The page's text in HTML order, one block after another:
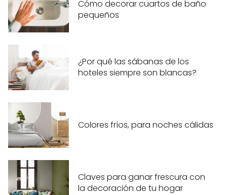
Cómo decorar cuartos de baño
pequeños
¿Por qué las sábanas de los
hoteles siempre son blancas?
Colores fríos, para noches cálidas
Claves para ganar frescura con
la decoración de tu hogar